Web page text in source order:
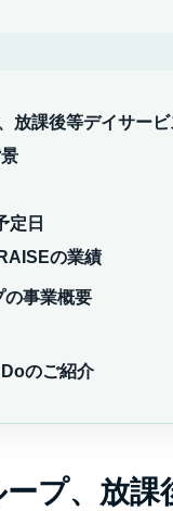
放課後等デイサー
定日
の業績
の事業概要
のご紹介
プ、放課